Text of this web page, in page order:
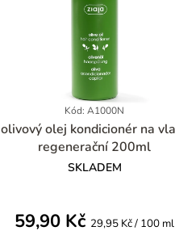
Kód: A1000N
olivový olej kondicionér na vlasy
regenerační 200ml
SKLADEM
59,90 Kč Měrná
29,95 Kč / 100 ml